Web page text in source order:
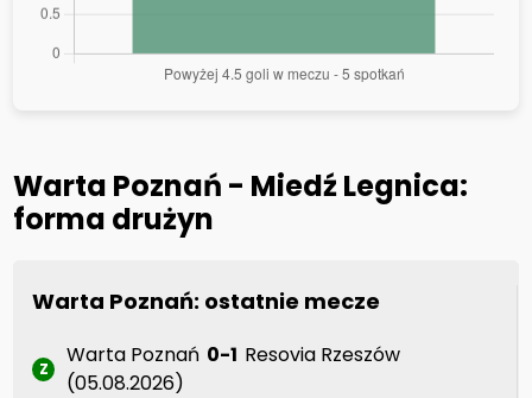
Warta Poznań - Miedź Legnica:
forma drużyn
Warta Poznań: ostatnie mecze
Z
Warta Poznań 0-1 Resovia Rzeszów
(05.08.2026)